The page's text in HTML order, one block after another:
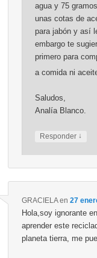
agua y 75
unas cotas de
para jabón y así
embargo te
primero para
a comida ni
Saludos,
Analía Blanco.
Responder ↓
GRACIELAen 27
Hola,soy ignorante
aprender este
planeta tierra, me